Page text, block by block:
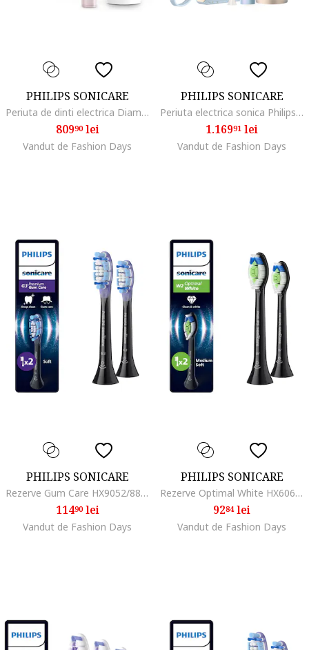
PHILIPS SONICARE
Periuta de dinti electrica DiamondClean 9000 HX9911, Roz
80990lei
Vandut de Fashion Days
PHILIPS SONICARE
Periuta electrica sonica Philips Prestige 9900, 62000 miscari/minut, tehnologie SenseIQ, aplicatie Sonicare cu inteligenta artificiala, wireless Bluetooth, senzori, 5 moduri personalizabile, 1 cap de periere, toc de incarcare USB, Albastru deschis
1.16991 lei
Vandut de Fashion Days
PHILIPS SONICARE
Rezerve Gum Care HX9052/88, pachet de 2 capete de periere, Standard, click-on, sincronizarea modurilor BrushSync, Negru
11490lei
Vandut de Fashion Days
PHILIPS SONICARE
Rezerve Optimal White HX6062/88, pachet de 2 capete de periere, Standard, click-on, sincronizarea modurilor BrushSync, Negru
9284lei
Vandut de Fashion Days